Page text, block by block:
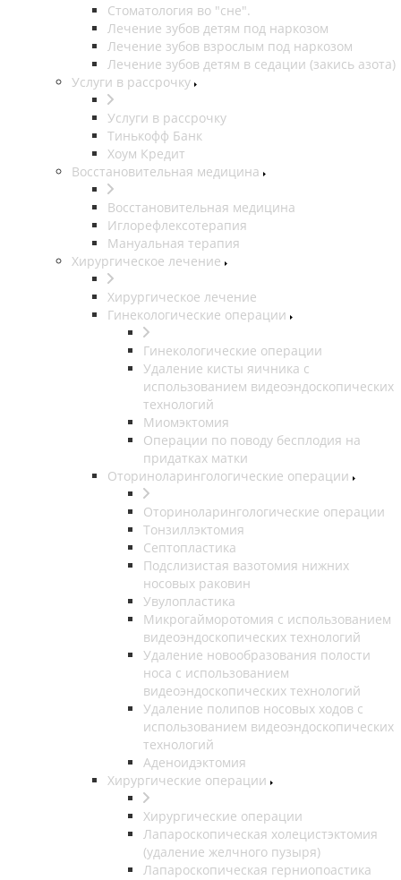
Стоматология во "сне".
Лечение зубов детям под наркозом
Лечение зубов взрослым под наркозом
Лечение зубов детям в седации (закись азота)
Услуги в рассрочку
Услуги в рассрочку
Тинькофф Банк
Хоум Кредит
Восстановительная медицина
Восстановительная медицина
Иглорефлексотерапия
Мануальная терапия
Хирургическое лечение
Хирургическое лечение
Гинекологические операции
Гинекологические операции
Удаление кисты яичника с
использованием видеоэндоскопических
технологий
Миомэктомия
Операции по поводу бесплодия на
придатках матки
Оториноларингологические операции
Оториноларингологические операции
Тонзиллэктомия
Септопластика
Подслизистая вазотомия нижних
носовых раковин
Увулопластика
Микрогайморотомия с использованием
видеоэндоскопических технологий
Удаление новообразования полости
носа с использованием
видеоэндоскопических технологий
Удаление полипов носовых ходов с
использованием видеоэндоскопических
технологий
Аденоидэктомия
Хирургические операции
Хирургические операции
Лапароскопическая холецистэктомия
(удаление желчного пузыря)
Лапароскопическая герниопоастика